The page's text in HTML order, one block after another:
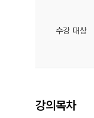
수강 대상
강의목차